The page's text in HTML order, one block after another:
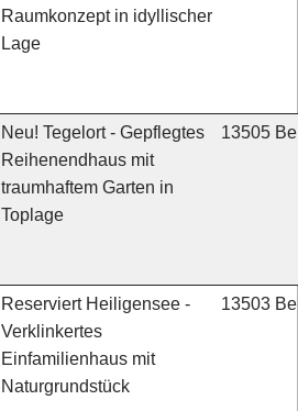
Raumkonzept in idyllischer
Lage
Neu! Tegelort - Gepflegtes
Reihenendhaus mit
traumhaftem Garten in
Toplage
13505
Reserviert Heiligensee -
Verklinkertes
Einfamilienhaus mit
Naturgrundstück
13503